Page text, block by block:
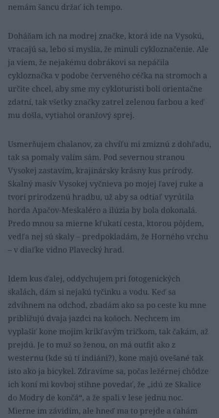
nemám šancu držať ich tempo.
Doháňam ich na modrej značke, ktorá ide na Vysokú,
vracajú sa, lebo si myslia, že minuli cykloznačenie. Ale
ja viem, že nejakému dobrákovi sa nepáčila
cykloznačka v podobe červeného céčka na stromoch a
určite chcel, aby sme my cykloturisti boli orientačne
zdatní, tak všetky značky zatrel zelenou farbou a keď
mu došla, vytiahol oranžový sprej.
Usmerňujem chalanov, za chvíľu mi zmiznú z dohľadu,
tak sa pomaly valím sám. Pod severnou stranou
Vysokej zastavím, krajinársky krásny kus prírody.
Skalný masív Vysokej vyčnieva po mojej ľavej ruke a
tvorí prirodzenú hradbu, už aby sa odtiaľ vyrútila
horda Apačov-Meskaléro a ilúzia by bola dokonalá.
Predo mnou sa mierne kľukatí cesta, ktorou pôjdem,
vedľa nej sú skaly – predpokladám, že Horného vrchu
– v diaľke vidno Plavecký hrad.
Idem kus ďalej, oddychujem pri fotogenických
skalách, dám si nejakú tyčinku a vodu. Keď sa
zdvihnem na odchod, zbadám ako sa po ceste ku mne
približujú dvaja jazdci na koňoch. Nechcem im
vyplašiť kone mojim krikľavým tričkom, tak čakám, až
prejdú. Je to muž so ženou, on má outfit ako z
westernu (kde sú tí indiáni?), kone majú ovešané tak
isto ako ja bicykel. Zdravíme sa, počas ležérnej chôdze
ich koní mi kovboj stihne povedať, že „idú ze Skalice
do Modry de končá“, a že spali v lese jednu noc.
Mierne im závidím, ale hneď ma to prejde a ťahám